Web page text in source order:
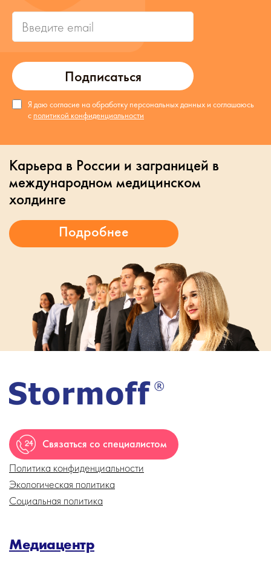
Подписаться
Я даю согласие на обработку персональных данных и соглашаюсь
с политикой конфиденциальности
Карьера в России и заграницей в
международном медицинском
холдинге
Связаться со специалистом
Политика конфиденциальности
Экологическая политика
Социальная политика
Медиацентр